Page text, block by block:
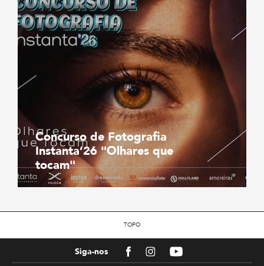
Concurso de Fotografia
Instanta’26 "Olhares que
tocam"
TOPO
Siga-nos FacebookInstagramYoutube